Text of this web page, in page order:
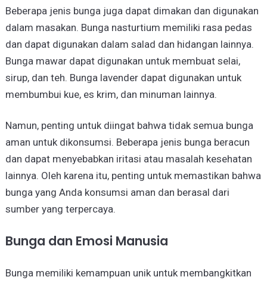
Beberapa jenis bunga juga dapat dimakan dan digunakan
dalam masakan. Bunga nasturtium memiliki rasa pedas
dan dapat digunakan dalam salad dan hidangan lainnya.
Bunga mawar dapat digunakan untuk membuat selai,
sirup, dan teh. Bunga lavender dapat digunakan untuk
membumbui kue, es krim, dan minuman lainnya.
Namun, penting untuk diingat bahwa tidak semua bunga
aman untuk dikonsumsi. Beberapa jenis bunga beracun
dan dapat menyebabkan iritasi atau masalah kesehatan
lainnya. Oleh karena itu, penting untuk memastikan bahwa
bunga yang Anda konsumsi aman dan berasal dari
sumber yang terpercaya.
Bunga dan Emosi Manusia
Bunga memiliki kemampuan unik untuk membangkitkan